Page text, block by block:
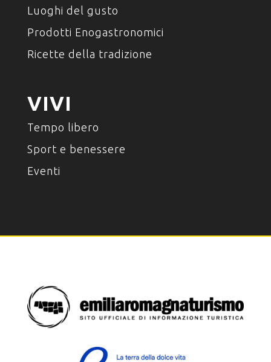
Luoghi del gusto
Prodotti Enogastronomici
Ricette della tradizione
VIVI
Tempo libero
Sport e benessere
Eventi